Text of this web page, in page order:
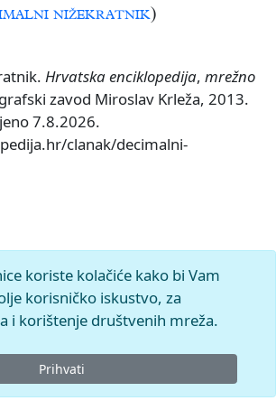
nižekratnik)
Hrvatska enciklopedija, mrežno
zavod Miroslav Krleža, 2013.
7.8.2026.
clanak/decimalni-
koriste kolačiće kako bi Vam
korisničko iskustvo, za
i korištenje društvenih mreža.
Prihvati
zavodMiroslav Krleža